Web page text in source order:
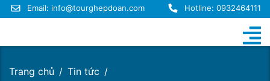
Email: info@tourghepdoan.com Hotline: 0932464111
Trang chủ Tin tức